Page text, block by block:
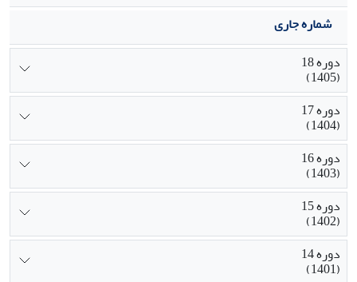
شماره جاری
دوره 18
(1405)
دوره 17
(1404)
دوره 16
(1403)
دوره 15
(1402)
دوره 14
(1401)